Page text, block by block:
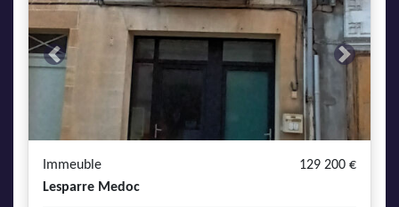
Previous Next
Immeuble
129 200 €
Lesparre Medoc